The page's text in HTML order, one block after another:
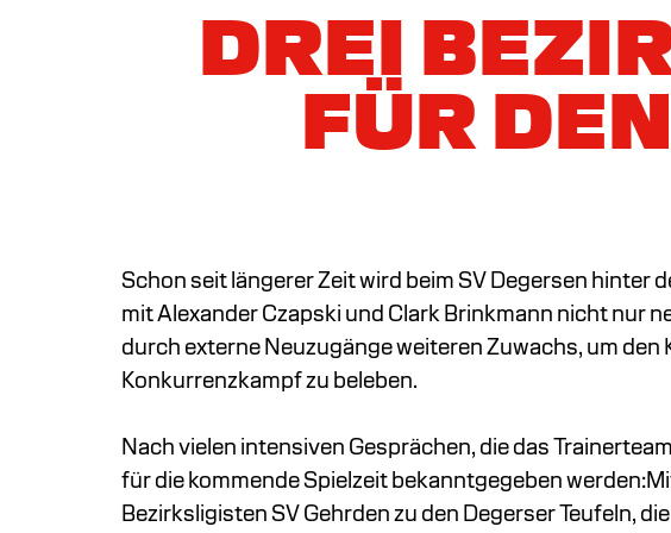
DREI
FÜR
Schon seit längerer Zeit wird beim SV Degersen hinter
mit Alexander Czapski und Clark Brinkmann nicht nur
durch externe Neuzugänge weiteren Zuwachs, um
Konkurrenzkampf zu beleben.
Nach vielen intensiven Gesprächen, die das
für die kommende Spielzeit bekanntgegeben
Bezirksligisten SV Gehrden zu den Degerser Teufeln,